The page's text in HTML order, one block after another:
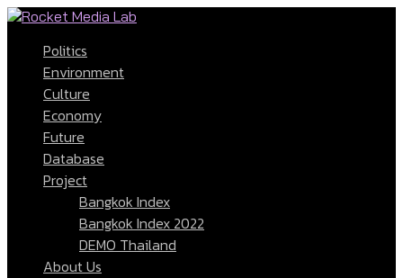
Politics
Environment
Culture
Economy
Future
Database
Project
Bangkok Index
Bangkok Index 2022
DEMO Thailand
About Us